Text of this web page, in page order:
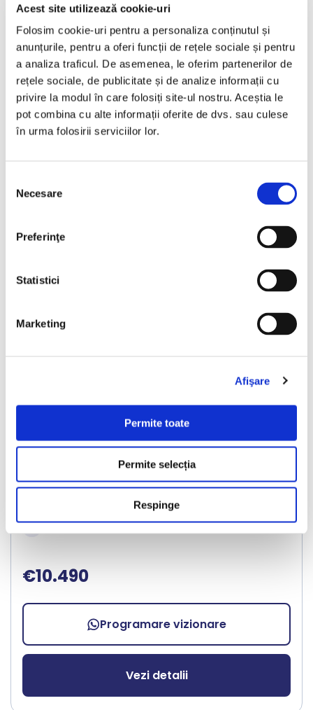
Acest site utilizează cookie-uri
Folosim cookie-uri pentru a personaliza conținutul și
anunțurile, pentru a oferi funcții de rețele sociale și pentru
a analiza traficul. De asemenea, le oferim partenerilor de
rețele sociale, de publicitate și de analize informații cu
privire la modul în care folosiți site-ul nostru. Aceștia le
pot combina cu alte informații oferite de dvs. sau culese
în urma folosirii serviciilor lor.
consimțământului
Necesare
Preferinţe
Statistici
Marketing
Afişare
Permite toate
Permite selecția
Respinge
€12.440
Programare vizionare
❮
LIVRARE LA TINE ACASA
Audi Q3
Bacau
€10.490
Programare vizionare
Vezi detalii